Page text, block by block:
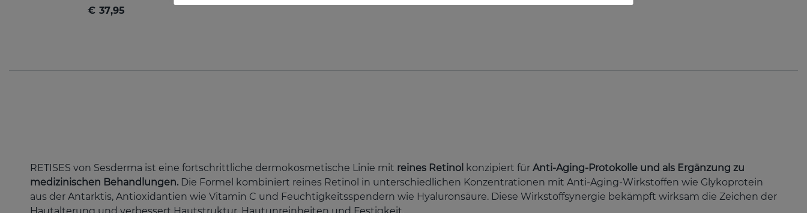
€ 37,95
RETISES von Sesderma ist eine fortschrittliche dermokosmetische Linie mit reines Retinol konzipiert für Anti-Aging-Protokolle und als Ergänzung zu
medizinischen Behandlungen. Die Formel kombiniert reines Retinol in unterschiedlichen Konzentrationen mit Anti-Aging-Wirkstoffen wie Glykoprotein
aus der Antarktis, Antioxidantien wie Vitamin C und Feuchtigkeitsspendern wie Hyaluronsäure. Diese Wirkstoffsynergie bekämpft wirksam die Zeichen der
Hautalterung und verbessert Hautstruktur, Hautunreinheiten und Festigkeit.